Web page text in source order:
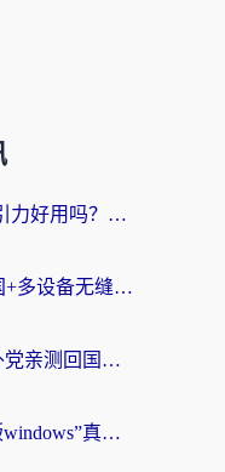
海外党必看：Quickback和引力好用吗？3分钟搞懂回国加速器怎么选
海外党必看：电视VPN回国+多设备无缝访问国内资源的实用指南
云极和GOGO哪个好？海外党亲测回国加速器选择指南（附iOS免费&Windows VPN实用技巧）
海外党别踩坑！“vpn破解版windows”真的能用？教你选对回国加速器无缝刷国内资源